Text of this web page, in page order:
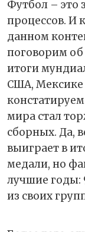
Футбол – это
процессов. И
данном
поговорим об
итоги
США, Мексике
мира стал
сборных. Да,
выиграет в
медали, но
лучшие годы:
из своих